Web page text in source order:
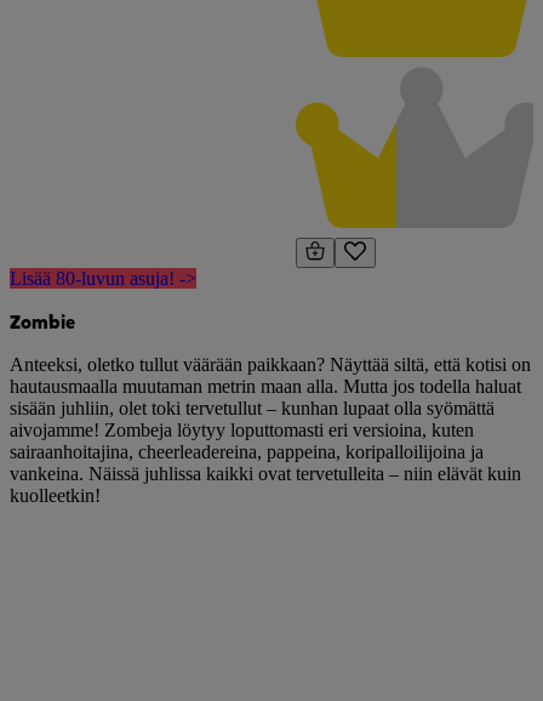
Lisää 80-luvun asuja! ->
Zombie
Anteeksi, oletko tullut väärään paikkaan? Näyttää siltä, että kotisi on
hautausmaalla muutaman metrin maan alla. Mutta jos todella haluat
sisään juhliin, olet toki tervetullut – kunhan lupaat olla syömättä
aivojamme! Zombeja löytyy loputtomasti eri versioina, kuten
sairaanhoitajina, cheerleadereina, pappeina, koripalloilijoina ja
vankeina. Näissä juhlissa kaikki ovat tervetulleita – niin elävät kuin
kuolleetkin!